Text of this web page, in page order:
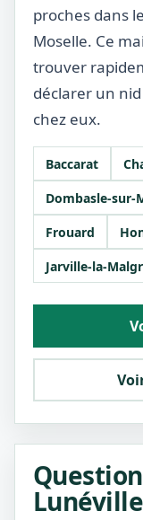
proches dans
Moselle. Ce
trouver
déclarer un
chez eux.
Baccarat
Dombasle-sur-
Frouard
Jarville-la-
Lunéville